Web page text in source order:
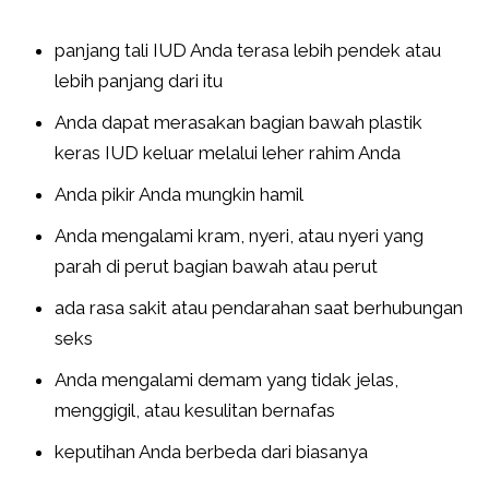
panjang tali IUD Anda terasa lebih pendek atau
lebih panjang dari itu
Anda dapat merasakan bagian bawah plastik
keras IUD keluar melalui leher rahim Anda
Anda pikir Anda mungkin hamil
Anda mengalami kram, nyeri, atau nyeri yang
parah di perut bagian bawah atau perut
ada rasa sakit atau pendarahan saat berhubungan
seks
Anda mengalami demam yang tidak jelas,
menggigil, atau kesulitan bernafas
keputihan Anda berbeda dari biasanya